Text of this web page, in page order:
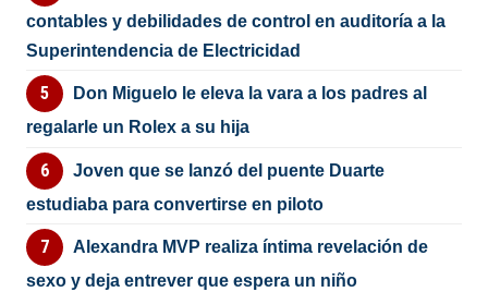
contables y debilidades de control en auditoría a la
Superintendencia de Electricidad
Don Miguelo le eleva la vara a los padres al
regalarle un Rolex a su hija
Joven que se lanzó del puente Duarte
estudiaba para convertirse en piloto
Alexandra MVP realiza íntima revelación de
sexo y deja entrever que espera un niño